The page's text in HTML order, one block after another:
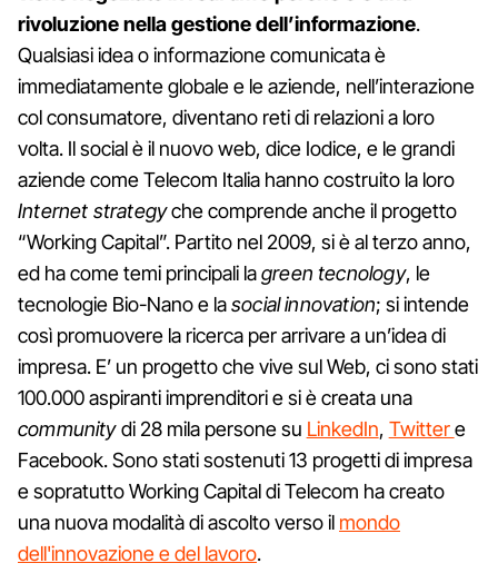
rivoluzione nella gestione dell’informazione.
Qualsiasi idea o informazione comunicata è
immediatamente globale e le aziende, nell’interazione
col consumatore, diventano reti di relazioni a loro
volta. Il social è il nuovo web, dice Iodice, e le grandi
aziende come Telecom Italia hanno costruito la loro
Internet strategyche comprende anche il progetto
“Working Capital”. Partito nel 2009, si è al terzo anno,
ed ha come temi principali lagreen tecnology, le
tecnologie Bio-Nano e lasocial innovation; si intende
così promuovere la ricerca per arrivare a un’idea di
impresa. E’ un progetto che vive sul Web, ci sono stati
100.000 aspiranti imprenditori e si è creata una
communitydi 28 mila persone su LinkedIn, Twittere
Facebook. Sono stati sostenuti 13 progetti di impresa
e sopratutto Working Capital di Telecom ha creato
una nuova modalità di ascolto verso il mondo
dell'innovazione e del lavoro.